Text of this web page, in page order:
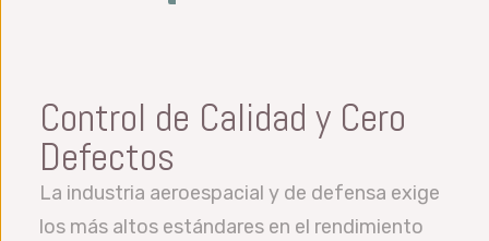
Control de Calidad y Cero
Defectos
La industria aeroespacial y de defensa exige
los más altos estándares en el rendimiento